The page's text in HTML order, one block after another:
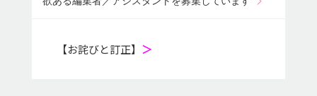
【お詫びと訂正】 ＞